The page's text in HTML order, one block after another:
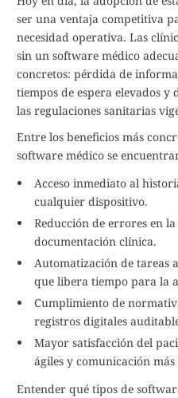
ser una ventaja competitiva
necesidad operativa. Las
sin un software médico
concretos: pérdida de
tiempos de espera elevados
las regulaciones sanitarias
Entre los beneficios más
software médico se
Acceso inmediato al
cualquier dispositivo.
Reducción de errores en
documentación clínica.
Automatización de tareas
que libera tiempo para la
Cumplimiento de
registros digitales
Mayor satisfacción del
ágiles y comunicación
Entender qué tipos de